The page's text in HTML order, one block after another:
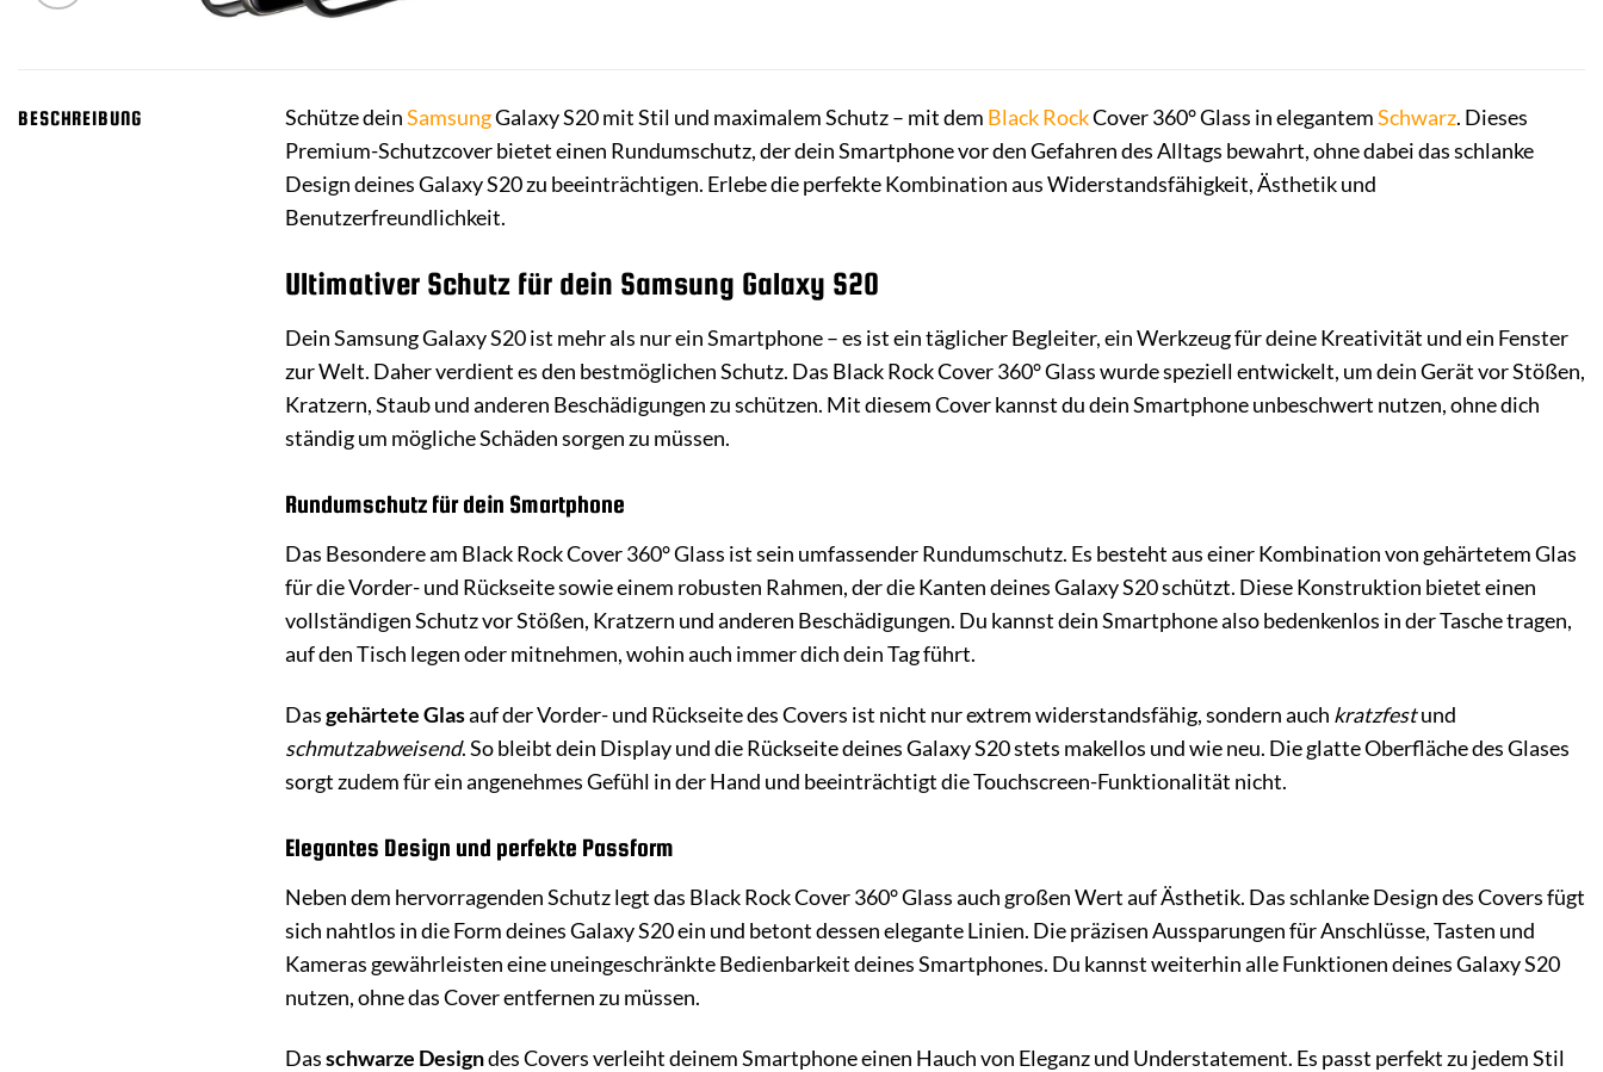
BESCHREIBUNG Schütze deinSamsungGalaxy S20 mit Stil und maximalem Schutz – mit dem Black RockCover 360° Glass in elegantemSchwarz. Dieses
Premium-Schutzcover bietet einen Rundumschutz, der dein Smartphone vor den Gefahren des Alltags bewahrt, ohne dabei das schlanke
Design deines Galaxy S20 zu beeinträchtigen. Erlebe die perfekte Kombination aus Widerstandsfähigkeit, Ästhetik und
Benutzerfreundlichkeit.
Ultimativer Schutz für dein Samsung Galaxy S20
Dein Samsung Galaxy S20 ist mehr als nur ein Smartphone – es ist ein täglicher Begleiter, ein Werkzeug für deine Kreativität und ein Fenster
zur Welt. Daher verdient es den bestmöglichen Schutz. Das Black Rock Cover 360° Glass wurde speziell entwickelt, um dein Gerät vor Stößen,
Kratzern, Staub und anderen Beschädigungen zu schützen. Mit diesem Cover kannst du dein Smartphone unbeschwert nutzen, ohne dich
ständig um mögliche Schäden sorgen zu müssen.
Rundumschutz für dein Smartphone
Das Besondere am Black Rock Cover 360° Glass ist sein umfassender Rundumschutz. Es besteht aus einer Kombination von gehärtetem Glas
für die Vorder- und Rückseite sowie einem robusten Rahmen, der die Kanten deines Galaxy S20 schützt. Diese Konstruktion bietet einen
vollständigen Schutz vor Stößen, Kratzern und anderen Beschädigungen. Du kannst dein Smartphone also bedenkenlos in der Tasche tragen,
auf den Tisch legen oder mitnehmen, wohin auch immer dich dein Tag führt.
Dasgehärtete Glasauf der Vorder- und Rückseite des Covers ist nicht nur extrem widerstandsfähig, sondern auch kratzfestund
schmutzabweisend. So bleibt dein Display und die Rückseite deines Galaxy S20 stets makellos und wie neu. Die glatte Oberfläche des Glases
sorgt zudem für ein angenehmes Gefühl in der Hand und beeinträchtigt die Touchscreen-Funktionalität nicht.
Elegantes Design und perfekte Passform
Neben dem hervorragenden Schutz legt das Black Rock Cover 360° Glass auch großen Wert auf Ästhetik. Das schlanke Design des Covers fügt
sich nahtlos in die Form deines Galaxy S20 ein und betont dessen elegante Linien. Die präzisen Aussparungen für Anschlüsse, Tasten und
Kameras gewährleisten eine uneingeschränkte Bedienbarkeit deines Smartphones. Du kannst weiterhin alle Funktionen deines Galaxy S20
nutzen, ohne das Cover entfernen zu müssen.
Dasschwarze Designdes Covers verleiht deinem Smartphone einen Hauch von Eleganz und Understatement. Es passt perfekt zu jedem Stil